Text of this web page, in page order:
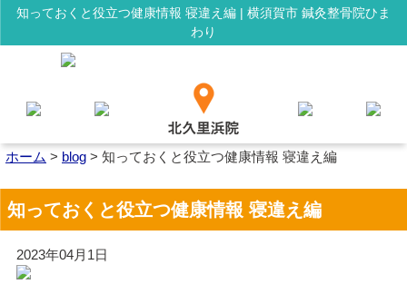
知っておくと役立つ健康情報 寝違え編 | 横須賀市 鍼灸整骨院ひま
わり
ホーム > blog > 知っておくと役立つ健康情報 寝違え編
知っておくと役立つ健康情報 寝違え編
2023年04月1日